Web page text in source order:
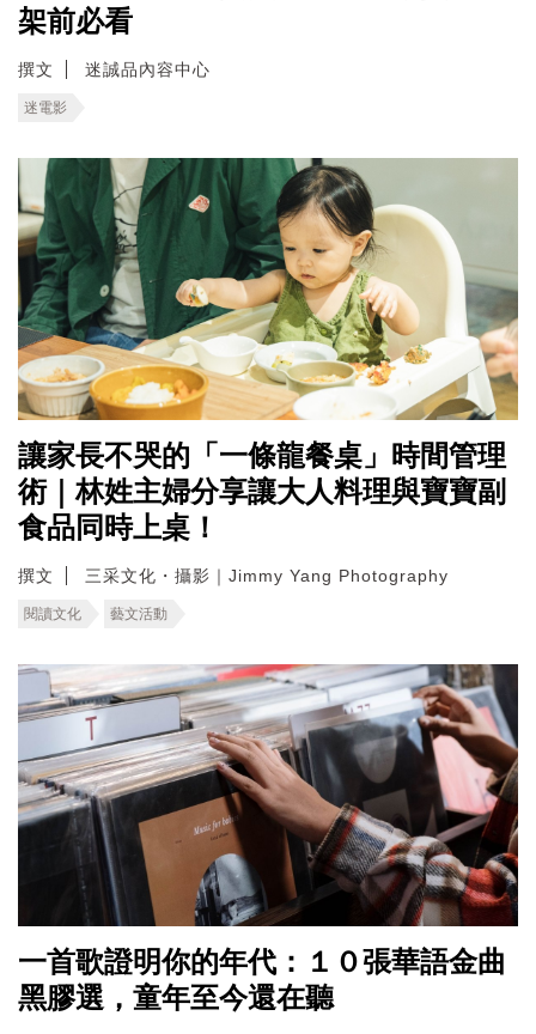
架前必看
撰文 迷誠品內容中心
迷電影
讓家長不哭的「一條龍餐桌」時間管理
術｜林姓主婦分享讓大人料理與寶寶副
食品同時上桌！
撰文 三采文化・攝影｜Jimmy Yang Photography
閱讀文化 藝文活動
一首歌證明你的年代：１０張華語金曲
黑膠選，童年至今還在聽